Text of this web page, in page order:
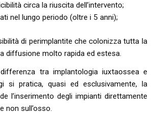
circa la riuscita dell’intervento;
nel lungo periodo (oltre i 5 anni);
di perimplantite che colonizza tutta la
diffusione molto rapida ed estesa.
tra implantologia iuxtaossea e
si pratica, quasi ed esclusivamente, la
l’inserimento degli impianti direttamente
non sull’osso.